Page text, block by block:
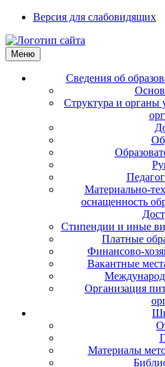
Версия для слабовидящих
Меню
Сведения об
Структура и органы
Материально-
оснащенность
Стипендии и иные
Платные
Финансово-
Вакантные
Организация
Материалы